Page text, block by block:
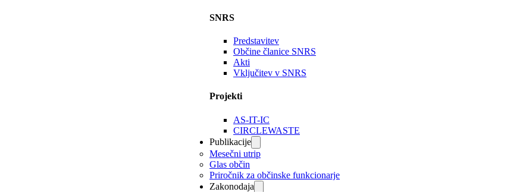
SNRS
Predstavitev
Občine članice SNRS
Akti
Vključitev v SNRS
Projekti
AS-IT-IC
CIRCLEWASTE
Publikacije
Mesečni utrip
Glas občin
Priročnik za občinske funkcionarje
Zakonodaja